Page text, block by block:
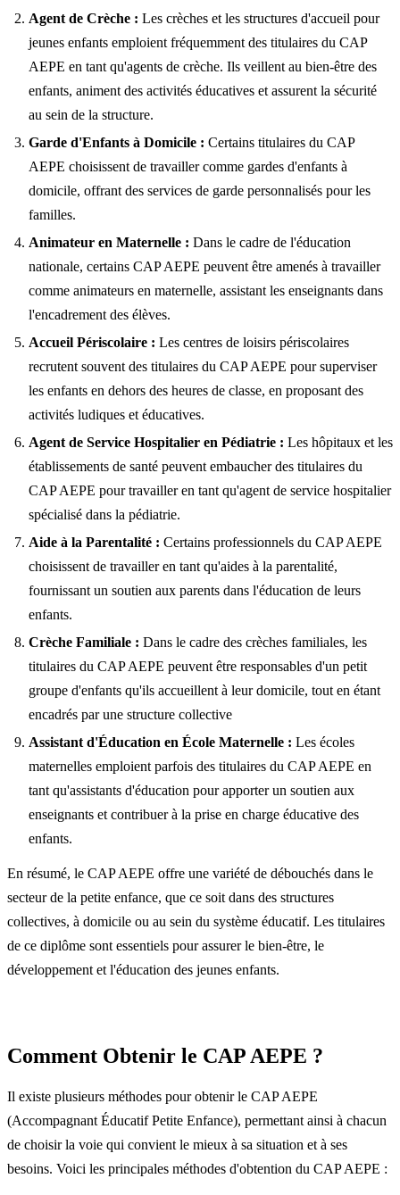
Agent de Crèche : Les crèches et les structures d'accueil pour
jeunes enfants emploient fréquemment des titulaires du CAP
AEPE en tant qu'agents de crèche. Ils veillent au bien-être des
enfants, animent des activités éducatives et assurent la sécurité
au sein de la structure.
Garde d'Enfants à Domicile : Certains titulaires du CAP
AEPE choisissent de travailler comme gardes d'enfants à
domicile, offrant des services de garde personnalisés pour les
familles.
Animateur en Maternelle : Dans le cadre de l'éducation
nationale, certains CAP AEPE peuvent être amenés à travailler
comme animateurs en maternelle, assistant les enseignants dans
l'encadrement des élèves.
Accueil Périscolaire : Les centres de loisirs périscolaires
recrutent souvent des titulaires du CAP AEPE pour superviser
les enfants en dehors des heures de classe, en proposant des
activités ludiques et éducatives.
Agent de Service Hospitalier en Pédiatrie : Les hôpitaux et les
établissements de santé peuvent embaucher des titulaires du
CAP AEPE pour travailler en tant qu'agent de service hospitalier
spécialisé dans la pédiatrie.
Aide à la Parentalité : Certains professionnels du CAP AEPE
choisissent de travailler en tant qu'aides à la parentalité,
fournissant un soutien aux parents dans l'éducation de leurs
enfants.
Crèche Familiale : Dans le cadre des crèches familiales, les
titulaires du CAP AEPE peuvent être responsables d'un petit
groupe d'enfants qu'ils accueillent à leur domicile, tout en étant
encadrés par une structure collective
Assistant d'Éducation en École Maternelle : Les écoles
maternelles emploient parfois des titulaires du CAP AEPE en
tant qu'assistants d'éducation pour apporter un soutien aux
enseignants et contribuer à la prise en charge éducative des
enfants.
En résumé, le CAP AEPE offre une variété de débouchés dans le
secteur de la petite enfance, que ce soit dans des structures
collectives, à domicile ou au sein du système éducatif. Les titulaires
de ce diplôme sont essentiels pour assurer le bien-être, le
développement et l'éducation des jeunes enfants.
Comment Obtenir le CAP AEPE ?
Il existe plusieurs méthodes pour obtenir le CAP AEPE
(Accompagnant Éducatif Petite Enfance), permettant ainsi à chacun
de choisir la voie qui convient le mieux à sa situation et à ses
besoins. Voici les principales méthodes d'obtention du CAP AEPE :